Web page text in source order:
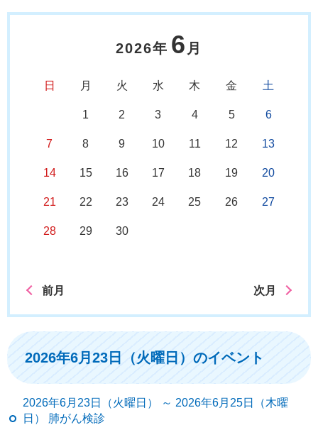
2026年 6 月
日 月 火 水 木 金 土
1 2 3 4 5 6
7 8 9 10 11 12 13
14 15 16 17 18 19 20
21 22 23 24 25 26 27
28 29 30
前月 次月
2026年6月23日（火曜日）のイベント
2026年6月23日（火曜日） ～ 2026年6月25日（木曜
日） 肺がん検診